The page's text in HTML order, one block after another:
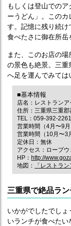
もしくは登山での
ーうどん」。この
す。記憶に残り続
食べたさに御在所岳
また、このお店の
の景色も絶景。三重
へ足を運んでみては
■基本情報
店名：レストランア
住所：三重県三重
TEL：059-392-2261
営業時間（4月〜9
営業時間（10月〜3
定休日：無休
アクセス：ロープ
HP： http://
地図：
「レストラ
三重県で絶品ラン
いかがでしたでし
いランチが食べた